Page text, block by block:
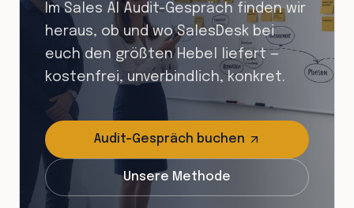
Im Sales AI Audit-Gespräch finden wir
heraus, ob und wo SalesDesk bei
euch den größten Hebel liefert —
kostenfrei, unverbindlich, konkret.
Audit-Gespräch buchen
Unsere Methode